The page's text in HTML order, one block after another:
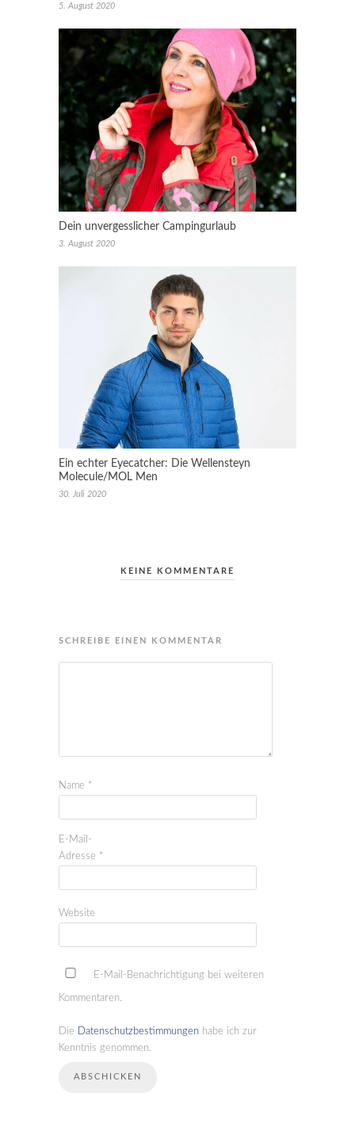
5. August 2020
Dein unvergesslicher Campingurlaub
3. August 2020
Ein echter Eyecatcher: Die Wellensteyn
Molecule/MOL Men
30. Juli 2020
KEINE KOMMENTARE
SCHREIBE EINEN KOMMENTAR
Name *
E-Mail-
Adresse *
Website
E-Mail-Benachrichtigung bei weiteren
Kommentaren.
Die Datenschutzbestimmungen habe ich zur
Kenntnis genommen.